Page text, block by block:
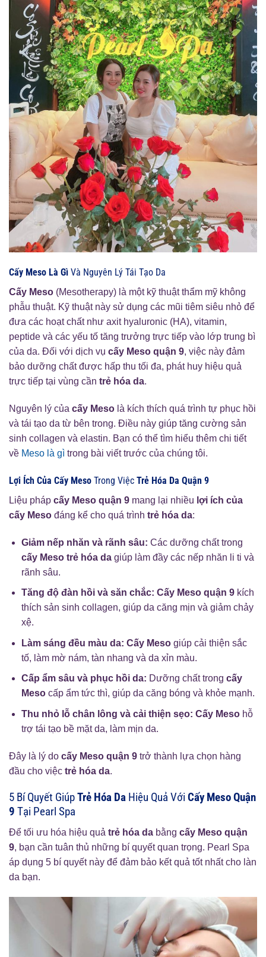
Cấy Meso Là Gì Và Nguyên Lý Tái Tạo Da
Cấy Meso (Mesotherapy) là một kỹ thuật thẩm mỹ không
phẫu thuật. Kỹ thuật này sử dụng các mũi tiêm siêu nhỏ để
đưa các hoạt chất như axit hyaluronic (HA), vitamin,
peptide và các yếu tố tăng trưởng trực tiếp vào lớp trung bì
của da. Đối với dịch vụ cấy Meso quận 9, việc này đảm
bảo dưỡng chất được hấp thu tối đa, phát huy hiệu quả
trực tiếp tại vùng cần trẻ hóa da.
Nguyên lý của cấy Meso là kích thích quá trình tự phục hồi
và tái tạo da từ bên trong. Điều này giúp tăng cường sản
sinh collagen và elastin. Bạn có thể tìm hiểu thêm chi tiết
về Meso là gì trong bài viết trước của chúng tôi.
Lợi Ích Của Cấy Meso Trong Việc Trẻ Hóa Da Quận 9
Liệu pháp cấy Meso quận 9 mang lại nhiều lợi ích của
cấy Meso đáng kể cho quá trình trẻ hóa da:
Giảm nếp nhăn và rãnh sâu: Các dưỡng chất trong
cấy Meso trẻ hóa dagiúp làm đầy các nếp nhăn li ti và
rãnh sâu.
Tăng độ đàn hồi và săn chắc: Cấy Meso quận 9kích
thích sản sinh collagen, giúp da căng mịn và giảm chảy
xệ.
Làm sáng đều màu da: Cấy Mesogiúp cải thiện sắc
tố, làm mờ nám, tàn nhang và da xỉn màu.
Cấp ẩm sâu và phục hồi da: Dưỡng chất trong cấy
Mesocấp ẩm tức thì, giúp da căng bóng và khỏe mạnh.
Thu nhỏ lỗ chân lông và cải thiện sẹo: Cấy Mesohỗ
trợ tái tạo bề mặt da, làm mịn da.
Đây là lý do cấy Meso quận 9 trở thành lựa chọn hàng
đầu cho việc trẻ hóa da.
5 Bí Quyết GiúpTrẻ Hóa Da Hiệu Quả Với Cấy Meso Quận
9 Tại Pearl Spa
Để tối ưu hóa hiệu quả trẻ hóa da bằng cấy Meso quận
9, bạn cần tuân thủ những bí quyết quan trọng. Pearl Spa
áp dụng 5 bí quyết này để đảm bảo kết quả tốt nhất cho làn
da bạn.